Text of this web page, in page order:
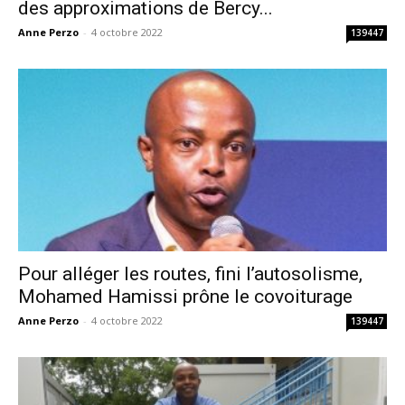
des approximations de Bercy...
Anne Perzo - 4 octobre 2022 139447
Pour alléger les routes, fini l’autosolisme,
Mohamed Hamissi prône le covoiturage
Anne Perzo - 4 octobre 2022 139447